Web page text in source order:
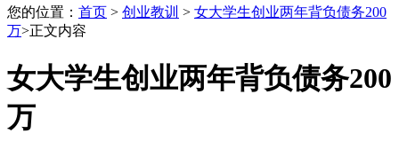
您的位置： 首页 > 创业教训 > 女大学生创业两年背负债务200
万>正文内容
女大学生创业两年背负债务200
万